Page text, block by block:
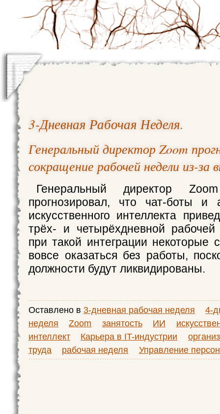
3-Дневная Рабочая Неделя.
Генеральный директор Zoom
сокращение рабочей недели из-за
Генеральный директор
прогнозировал, что чат-боты и
искусственного интеллекта
трёх- и четырёхдневной
при такой интеграции некоторые
вовсе оказаться без работы,
должности будут ликвидированы.
Оставлено в 3-дневная рабочая неделя
4-
неделя
Zoom занятость ИИ
интеллект
Карьера в IT-индустрии
труда
рабочая неделя Управление